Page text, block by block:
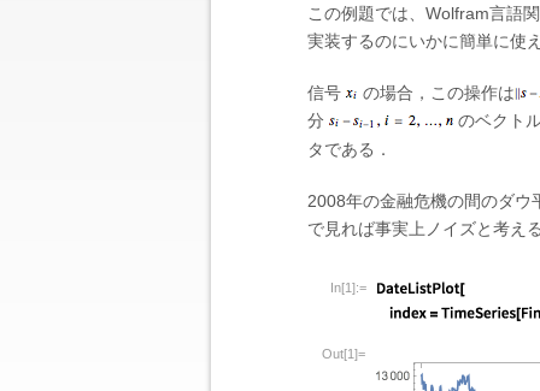
この例題では、Wolfram言語
実装するのにいかに簡単に使
信号
の場合，この操作は
分
のベクト
タである．
2008年の金融危機の間のダウ
で見れば事実上ノイズと考え
In[1]:=
Out[1]=